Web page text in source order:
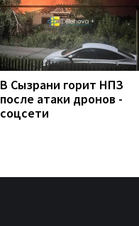
В Сызрани горит НПЗ
после атаки дронов -
соцсети